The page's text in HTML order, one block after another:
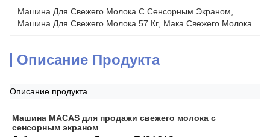
Машина Для Свежего Молока С Сенсорным Экраном
Машина Для Свежего Молока 57 Кг Мака Свежего Молока
Описание Продукта
Описание продукта
Машина MACAS для продажи свежего молока с
сенсорным экраном